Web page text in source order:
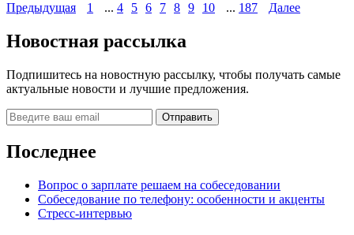
Предыдущая 1 ... 4 5 6 7 8 9 10 ... 187 Далее
Новостная рассылка
Подпишитесь на новостную рассылку, чтобы получать самые
актуальные новости и лучшие предложения.
Последнее
Вопрос о зарплате решаем на собеседовании
Собеседование по телефону: особенности и акценты
Стресс-интервью